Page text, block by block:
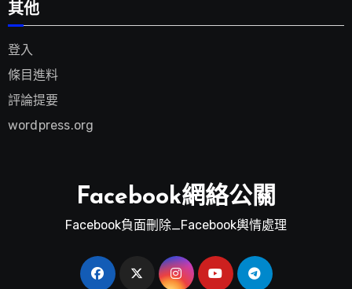
其他
登入
條目進料
評論提要
wordpress.org
Facebook網絡公關
Facebook負面刪除_Facebook輿情處理